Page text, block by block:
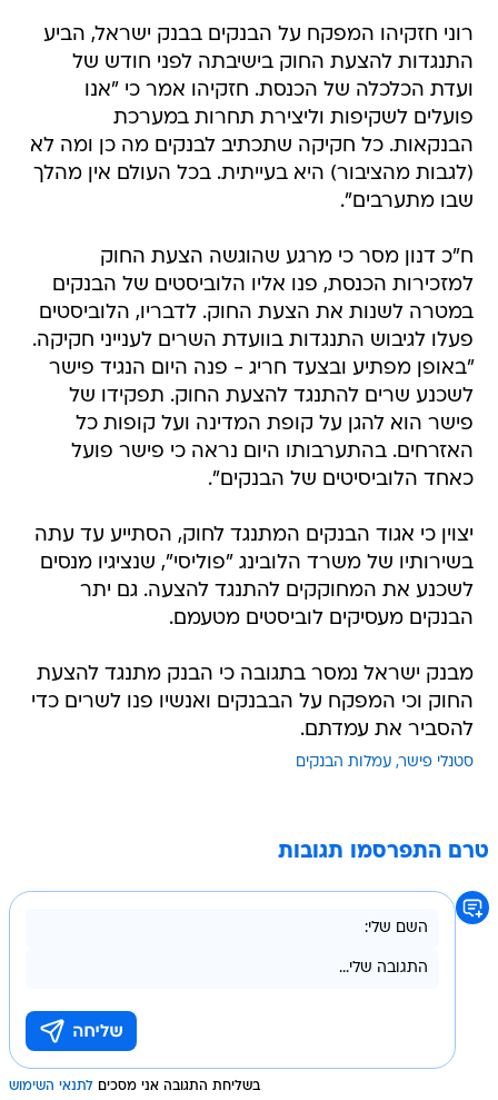
רוני חזקיהו המפקח על הבנקים בבנק ישראל, הביע
התנגדות להצעת החוק בישיבתה לפני חודש של
ועדת הכלכלה של הכנסת. חזקיהו אמר כי "אנו
פועלים לשקיפות וליצירת תחרות במערכת
הבנקאות. כל חקיקה שתכתיב לבנקים מה כן ומה לא
(לגבות מהציבור) היא בעייתית. בכל העולם אין מהלך
שבו מתערבים".
ח"כ דנון מסר כי מרגע שהוגשה הצעת החוק
למזכירות הכנסת, פנו אליו הלוביסטים של הבנקים
במטרה לשנות את הצעת החוק. לדבריו, הלוביסטים
פעלו לגיבוש התנגדות בוועדת השרים לענייני חקיקה.
"באופן מפתיע ובצעד חריג - פנה היום הנגיד פישר
לשכנע שרים להתנגד להצעת החוק. תפקידו של
פישר הוא להגן על קופת המדינה ועל קופות כל
האזרחים. בהתערבותו היום נראה כי פישר פועל
כאחד הלוביסיטים של הבנקים".
יצוין כי אגוד הבנקים המתנגד לחוק, הסתייע עד עתה
בשירותיו של משרד הלובינג "פוליסי", שנציגיו מנסים
לשכנע את המחוקקים להתנגד להצעה. גם יתר
הבנקים מעסיקים לוביסטים מטעמם.
מבנק ישראל נמסר בתגובה כי הבנק מתנגד להצעת
החוק וכי המפקח על הבבנקים ואנשיו פנו לשרים כדי
להסביר את עמדתם.
סטנלי פישר עמלות הבנקים
טרם התפרסמו תגובות
בשליחת התגובה אני מסכים לתנאי השימוש